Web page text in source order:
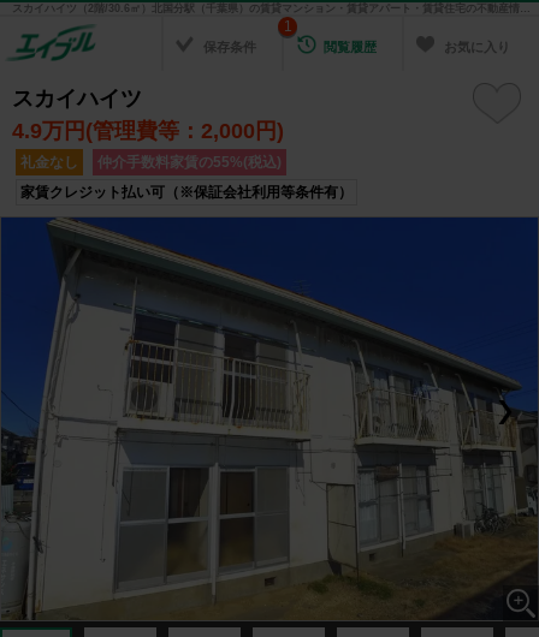
スカイハイツ（2階/30.6㎡）北国分駅（千葉県）の賃貸マンション・賃貸アパート・賃貸住宅の不動産情報を検索！ 不動産賃貸の物件探しは、お部屋探しのエイブル
保存条件 閲覧履歴
1
お気に入り
スカイハイツ
4.9万円(管理費等：2,000円)
礼金なし
仲介手数料家賃の55%(税込)
家賃クレジット払い可（※保証会社利用等条件有）